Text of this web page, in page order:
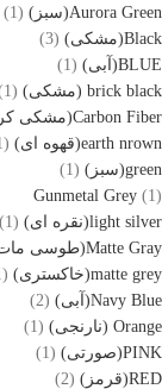
Aurora Green(سبز)
(1)
Black(مشکی)
(3)
BLUE(آبی)
(1)
brick black (مشکی)
(1)
Carbon Fiber(مشکی کربن)
earth nrown(قهوه ای)
(1)
green(سبز)
(1)
Gunmetal Grey (1)
light silver(نقره ای)
(1)
Matte Gray(طوسی مات)
matte grey(خاکستری)
(1)
Navy Blue(آبی)
(2)
Orange (نارنجی)
(1)
PINK(صورتی)
(1)
RED(قرمز)
(2)